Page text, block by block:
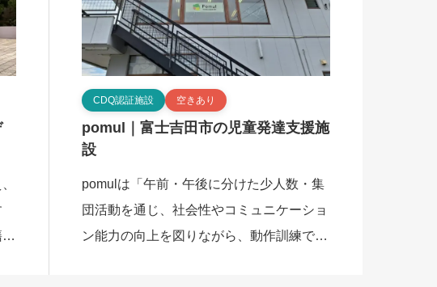
CDQ認証施設 空きあり
pomul｜富士吉田市の児童発達支援施
設
pomulは「午前・午後に分けた少人数・集
団活動を通じ、社会性やコミュニケーショ
ン能力の向上を図りながら、動作訓練で就